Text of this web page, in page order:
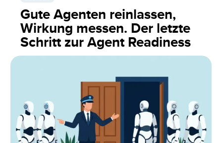
Gute Agenten reinlassen,
Wirkung messen. Der letzte
Schritt zur Agent Readiness